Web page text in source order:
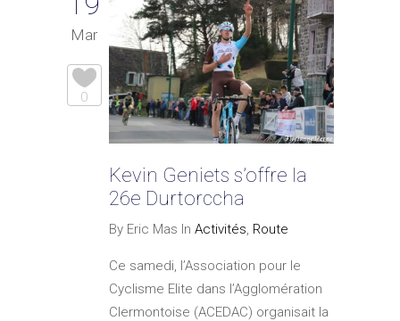
Mar
0
Kevin Geniets s’offre la
26e Durtorccha
By Eric Mas In Activités, Route
Ce samedi, l’Association pour le
Cyclisme Elite dans l’Agglomération
Clermontoise (ACEDAC) organisait la